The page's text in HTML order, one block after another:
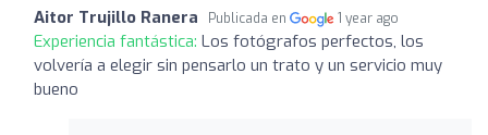
Aitor Trujillo Ranera Publicada en 1 year ago
Experiencia fantástica: Los fotógrafos perfectos, los
volvería a elegir sin pensarlo un trato y un servicio muy
bueno